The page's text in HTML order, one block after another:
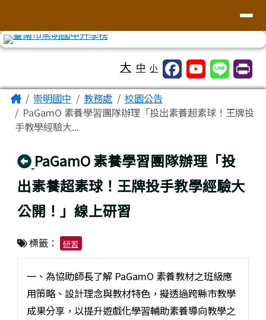
大 中 小
主內容區域
Home崇明國中 教務處
校園公告
PaGamO 素養學習團隊辦理「投出素養超素球！王牌投
手教學經驗大...
回上頁
PaGamO 素養學習團隊辦理「投
出素養超素球！王牌投手教學經驗大
公開！」線上研習
標籤： 研習
一、為協助師長了解 PaGamO 素養教材之班級應
用策略、設計理念與教材特色，擬透過跨縣市教學
成果分享，以提升遊戲化學習輔助素養導向教學之
頁尾區域